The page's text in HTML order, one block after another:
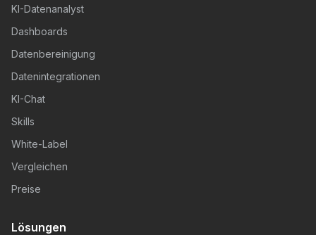
KI-Datenanalyst
Dashboards
Datenbereinigung
Datenintegrationen
KI-Chat
Skills
White-Label
Vergleichen
Preise
Lösungen